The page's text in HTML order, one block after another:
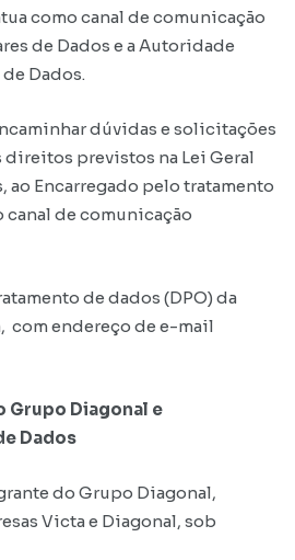
como canal de comunicação
de Dados e a Autoridade
Dados.
dúvidas e solicitações
direitos previstos na Lei Geral
ao Encarregado pelo tratamento
de comunicação
de dados (DPO) da
com endereço de e-mail
Grupo Diagonal e
Dados
do Grupo Diagonal,
Victa e Diagonal, sob